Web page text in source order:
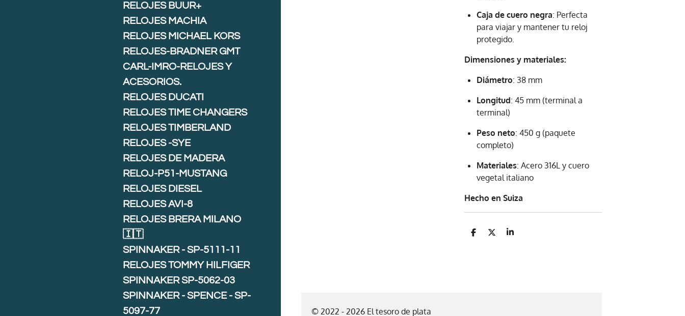
Caja de cuero negra: Perfecta
para viajar y mantener tu reloj
protegido.
Dimensiones y materiales:
Diámetro: 38 mm
Longitud: 45 mm (terminal a
terminal)
Peso neto: 450 g (paquete
completo)
Materiales: Acero 316L y cuero
vegetal italiano
Hecho en Suiza
C
C
C
© 2022 - 2026 El tesoro de plata
RELOJES BUUR+
RELOJES MACHIA
RELOJES MICHAEL KORS
RELOJES-BRADNER GMT
CARL-IMRO-RELOJES Y
ACESORIOS.
RELOJES DUCATI
RELOJES TIME CHANGERS
RELOJES TIMBERLAND
RELOJES -SYE
RELOJES DE MADERA
RELOJ-P51-MUSTANG
RELOJES DIESEL
RELOJES AVI-8
RELOJES BRERA MILANO
🇮🇹
SPINNAKER - SP-5111-11
RELOJES TOMMY HILFIGER
SPINNAKER SP-5062-03
SPINNAKER - SPENCE - SP-
5097-77